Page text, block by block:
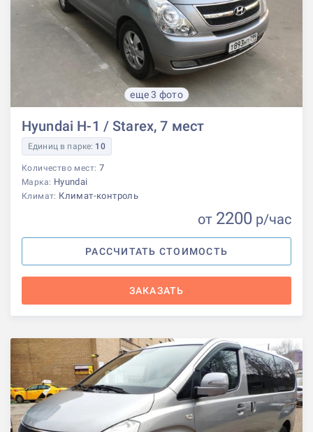
еще 3 фото
Hyundai H-1 / Starex, 7 мест
Единиц в парке: 10
Количество мест: 7
Марка: Hyundai
Климат: Климат-контроль
от 2200 р/час
РАССЧИТАТЬ СТОИМОСТЬ
ЗАКАЗАТЬ